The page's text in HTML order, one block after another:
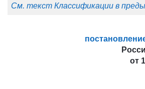
См. текст Классификации в
от